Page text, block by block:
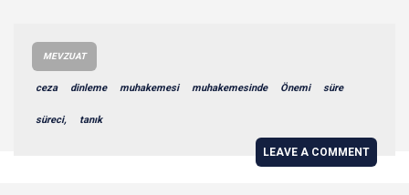
MEVZUAT
ceza dinleme muhakemesi muhakemesinde Önemi süre
süreci, tanık
LEAVE A COMMENT